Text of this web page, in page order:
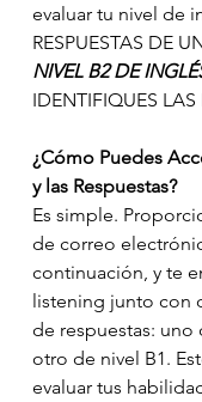
evaluar tu nivel de
RESPUESTAS DE
NIVEL B2 DE
IDENTIFIQUES LAS
¿Cómo Puedes
y las Respuestas?
Es simple.
de correo
continuación, y te
listening junto con
de respuestas: uno
otro de nivel B1.
evaluar tus